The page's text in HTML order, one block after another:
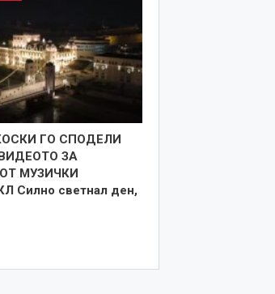
ГО СПОДЕЛИ
ЗА
МУЗИЧКИ
Силно светнал ден,